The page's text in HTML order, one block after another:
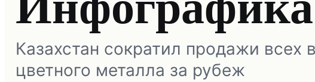
Казахстан сократил продажи всех
цветного металла за рубеж